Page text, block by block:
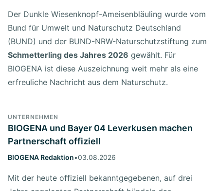
Der Dunkle Wiesenknopf-Ameisenbläuling wurde vom
Bund für Umwelt und Naturschutz Deutschland
(BUND) und der BUND-NRW-Naturschutzstiftung zum
Schmetterling des Jahres 2026 gewählt. Für
BIOGENA ist diese Auszeichnung weit mehr als eine
erfreuliche Nachricht aus dem Naturschutz.
UNTERNEHMEN
BIOGENA und Bayer 04 Leverkusen machen
Partnerschaft offiziell
BIOGENA Redaktion•03.08.2026
Mit der heute offiziell bekanntgegebenen, auf drei